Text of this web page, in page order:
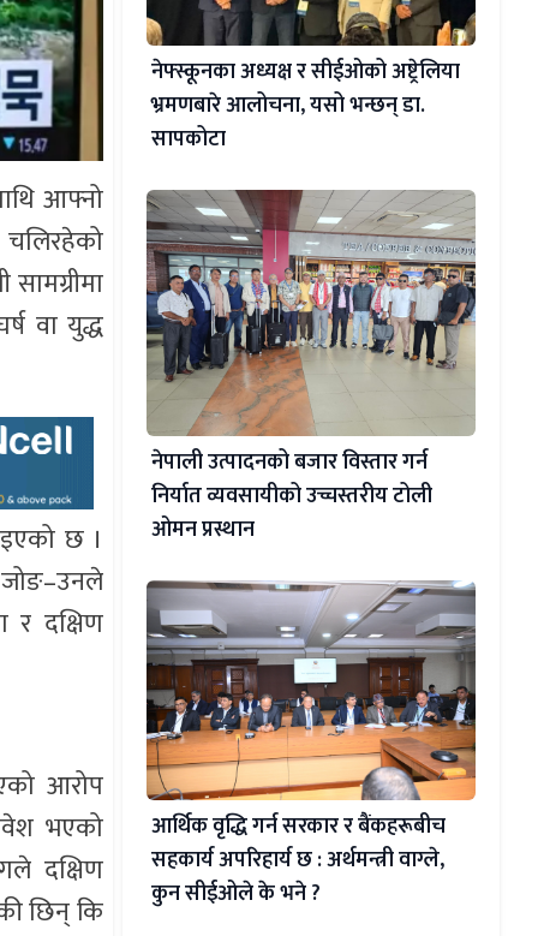
आफ्नो
वा युद्ध
छ ।
जोङ–उनले
दक्षिण
आरोप
भएको
दक्षिण
छिन् कि
नेफ्स्कूनका अध्यक्ष र सीईओको अष्ट्रेलिया
भ्रमणबारे आलोचना, यसो भन्छन् डा‍.
सापकोटा
नेपाली उत्पादनको बजार विस्तार गर्न
निर्यात व्यवसायीको उच्चस्तरीय टोली
ओमन प्रस्थान
आर्थिक वृद्धि गर्न सरकार र बैंकहरूबीच
सहकार्य अपरिहार्य छ : अर्थमन्त्री वाग्ले,
कुन सीईओले के भने ?